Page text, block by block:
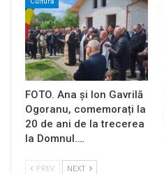
FOTO. Ana și Ion Gavrilă
Ogoranu, comemorați la
20 de ani de la trecerea
la Domnul.…
PREV NEXT